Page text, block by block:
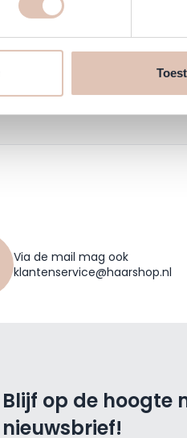
Via de mail mag ook
klantenservice@haarshop.nl
Blijf op de hoogte
nieuwsbrief!